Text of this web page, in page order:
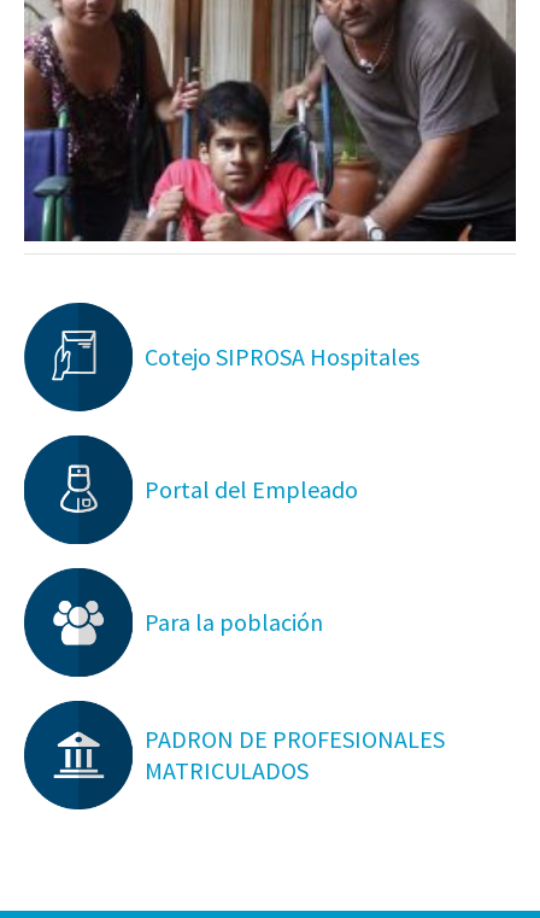
Cotejo SIPROSA Hospitales
Portal del Empleado
Para la población
PADRON DE PROFESIONALES
MATRICULADOS